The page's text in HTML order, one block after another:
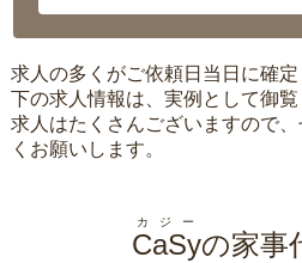
求人の多くがご依頼日当日に確
下の求人情報は、実例として御覧
求人はたくさんございますので
くお願いします。
CaSy
カジー
の家事